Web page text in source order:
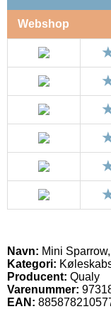
Webshop
Navn: Mini
Kategori:
Producent: Qualy
Varenummer:
EAN: